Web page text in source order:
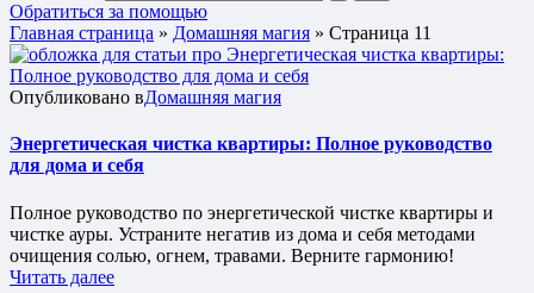
Обратиться за помощью
Главная страница » Домашняя магия » Страница 11
Опубликовано вДомашняя магия
Энергетическая чистка квартиры: Полное руководство
для дома и себя
Полное руководство по энергетической чистке квартиры и
чистке ауры. Устраните негатив из дома и себя методами
очищения солью, огнем, травами. Верните гармонию!
Читать далее